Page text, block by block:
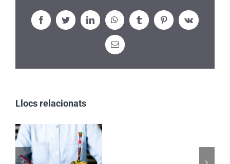
FacebookTwitterLinkedInWhatsAppTumblrPinterestVk
Email:
Llocs relacionats